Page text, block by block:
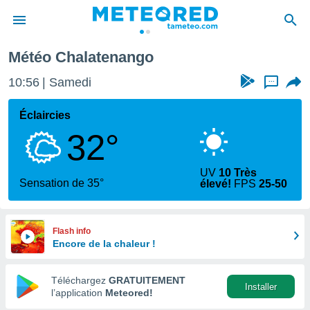
de
en
Météo Chalatenango
10:57 Samedi ...
Éclaircies
32°
Sensation de 35°
UV 10 Très
élevé! FPS25-50
Flash info
Encore de la chaleur !
Téléchargez GRATUITEMENT
l’application Meteored!
Installer